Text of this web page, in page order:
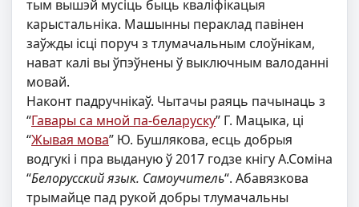
тым вышэй мусіць быць кваліфікацыя
карыстальніка. Машынны пераклад павінен
заўжды ісці поруч з тлумачальным слоўнікам,
нават калі вы ўпэўнены ў выключным валоданні
мовай.
Наконт падручнікаў. Чытачы раяць пачынаць з
“Гавары са мной па-беларуску” Г. Мацыка, ці
“Жывая мова” Ю. Бушлякова, есць добрыя
водгукі і пра выданую ў 2017 годзе кнігу А.Соміна
“Белорусский язык. Самоучитель“. Абавязкова
трымайце пад рукой добры тлумачальны